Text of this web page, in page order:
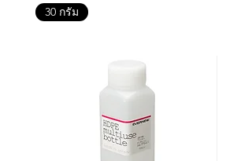
30 กรัม